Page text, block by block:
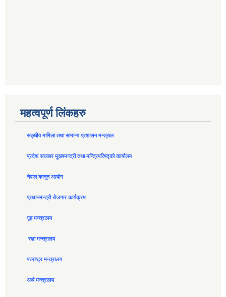
महत्वपूर्ण लिंकहरु
सङ्घीय मामिला तथा सामान्य प्रशासन मन्त्राल
प्रदेश सरकार मुख्यमन्त्री तथा मन्त्रिपरिषद्को कार्यालय
नेपाल कानून आयोग
प्रधानमन्त्री रोजगार कार्यक्रम
गृह मन्त्रालय
रक्षा मन्त्रालय
परराष्ट्र मन्त्रालय
अर्थ मन्त्रालय